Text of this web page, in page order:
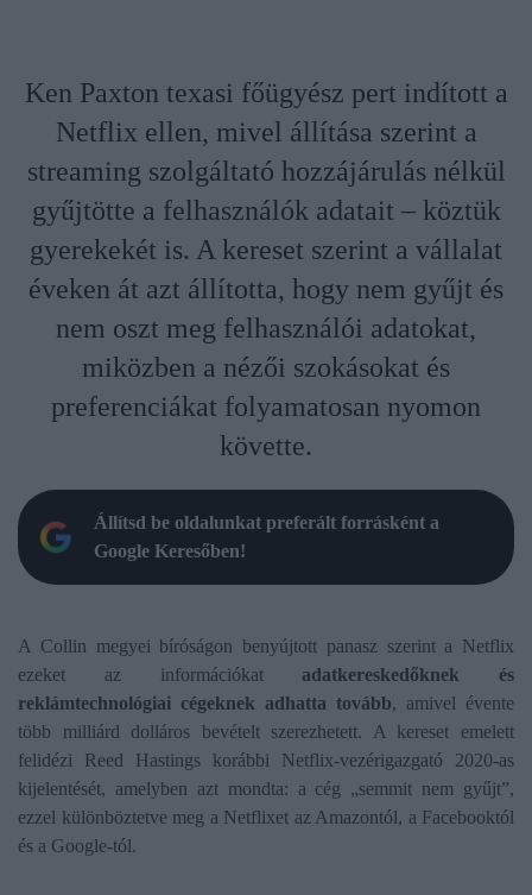
Ken Paxton texasi főügyész pert indított a
Netflix ellen, mivel állítása szerint a
streaming szolgáltató hozzájárulás nélkül
gyűjtötte a felhasználók adatait – köztük
gyerekekét is. A kereset szerint a vállalat
éveken át azt állította, hogy nem gyűjt és
nem oszt meg felhasználói adatokat,
miközben a nézői szokásokat és
preferenciákat folyamatosan nyomon
követte.
Állítsd be oldalunkat preferált forrásként a
Google Keresőben!
A Collin megyei bíróságon benyújtott panasz szerint a Netflix
ezeket az információkat adatkereskedőknek és
reklámtechnológiai cégeknek adhatta tovább, amivel évente
több milliárd dolláros bevételt szerezhetett. A kereset emelett
felidézi Reed Hastings korábbi Netflix-vezérigazgató 2020-as
kijelentését, amelyben azt mondta: a cég „semmit nem gyűjt”,
ezzel különböztetve meg a Netflixet az Amazontól, a Facebooktól
és a Google-tól.